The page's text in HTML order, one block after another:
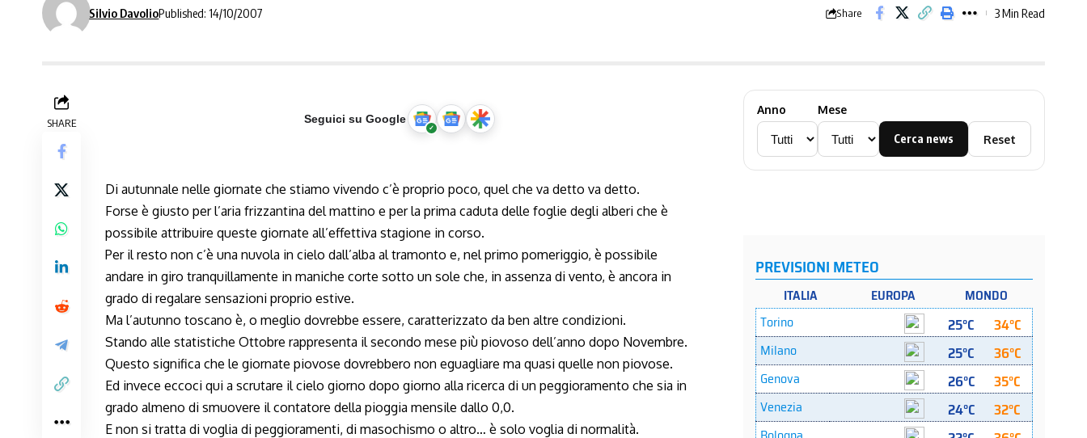
Silvio DavolioPublished: 14/10/2007 Share 3 Min Read
SHARE Seguici su Google
Di autunnale nelle giornate che stiamo vivendo c’è proprio poco, quel che va detto va detto.
Forse è giusto per l’aria frizzantina del mattino e per la prima caduta delle foglie degli alberi che è
possibile attribuire queste giornate all’effettiva stagione in corso.
Per il resto non c’è una nuvola in cielo dall’alba al tramonto e, nel primo pomeriggio, è possibile
andare in giro tranquillamente in maniche corte sotto un sole che, in assenza di vento, è ancora in
grado di regalare sensazioni proprio estive.
Ma l’autunno toscano è, o meglio dovrebbe essere, caratterizzato da ben altre condizioni.
Stando alle statistiche Ottobre rappresenta il secondo mese più piovoso dell’anno dopo Novembre.
Questo significa che le giornate piovose dovrebbero non eguagliare ma quasi quelle non piovose.
Ed invece eccoci qui a scrutare il cielo giorno dopo giorno alla ricerca di un peggioramento che sia in
grado almeno di smuovere il contatore della pioggia mensile dallo 0,0.
E non si tratta di voglia di peggioramenti, di masochismo o altro… è solo voglia di normalità.
Anno Mese
Cerca news Reset